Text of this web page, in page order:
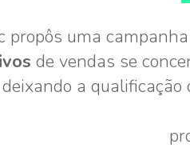
propôs uma
de vendas se
deixando a